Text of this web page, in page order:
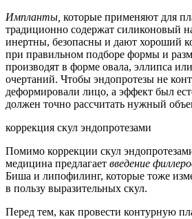
Импланты, которые применяют для
традиционно содержат силиконовый
инертны, безопасны и дают хороший
при правильном подборе формы и
производят в форме овала, эллипса
очертаний. Чтобы эндопротезы не
деформировали лицо, а эффект был
должен точно рассчитать нужный
коррекция скул эндопротезами
Помимо коррекции скул
медицина предлагает введение
Биша и липофилинг, которые тоже
в пользу выразительных скул.
Перед тем, как провести контурную